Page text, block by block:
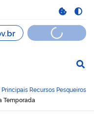
Principais Recursos Pesqueiros
Temporada